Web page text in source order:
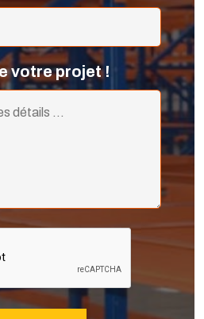
votre projet !